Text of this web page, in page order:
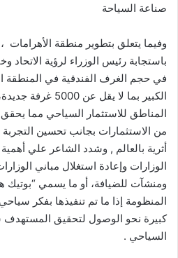
صناعة السياحة
وفيما يتعلق بتطوير منطقة الأهرامات
باستجابة رئيس الوزراء لرؤية الاتحاد
في حجم الغرف الفندقية في المنطقة
الكبير بما لا يقل
المناطق للاستثمار السياحي مما
من الاستثمارات بجانب تحسين
أثرية بالعالم , وشدد الشاعر علي
الوزارات وإعادة استغلال مباني
ومنشآت للضيافة، أو ما يسمي “بوتيك
المنظومة إذا ما تم تنفيذها بفكر
كبيرة نحو الوصول لتحقيق المستهدف
السياحي .